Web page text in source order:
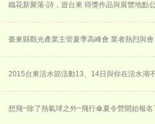
鐵花新聚落-詩，遊台東 得獎作品與展覽地點
臺東縣觀光產業主管夏季高峰會 業者熱烈與會
2015台東活水節活動13、14日與你在活水湖
想飛~除了熱氣球之外~飛行傘夏令營開始報名